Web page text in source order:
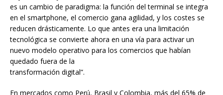
es un cambio de paradigma: la función del terminal se integra
en el smartphone, el comercio gana agilidad, y los costes se
reducen drásticamente. Lo que antes era una limitación
tecnológica se convierte ahora en una vía para activar un
nuevo modelo operativo para los comercios que habían
quedado fuera de la
transformación digital”.
En mercados como Perú, Brasil y Colombia, más del 65% de